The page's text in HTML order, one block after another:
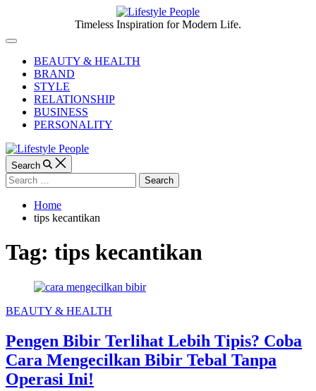
content
People
Timeless Inspiration for Modern Life.
Off
CanvasBEAUTY & HEALTH
BRAND
STYLE
RELATIONSHIP
BUSINESS
PERSONALITY
Search
Search
for:
Home
tips kecantikan
Tag: tips kecantikan
Categories
BEAUTY & HEALTH
Pengen Bibir Terlihat Lebih Tipis? Coba
Cara Mengecilkan Bibir Tebal Tanpa
Operasi Ini!